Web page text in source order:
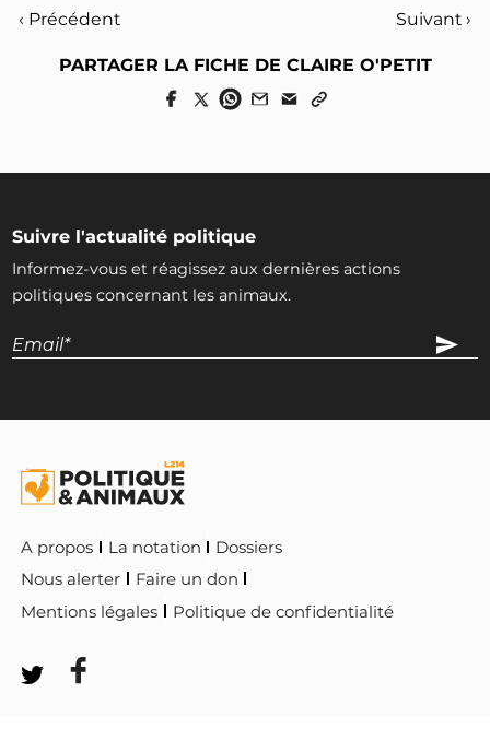
‹ Précédent Suivant ›
PARTAGER LA FICHE DE CLAIRE O'PETIT
Suivre l'actualité politique
Informez-vous et réagissez aux dernières actions
politiques concernant les animaux.
A propos La notation
Dossiers
Nous alerter
Faire un don
Mentions légales
Politique de confidentialité